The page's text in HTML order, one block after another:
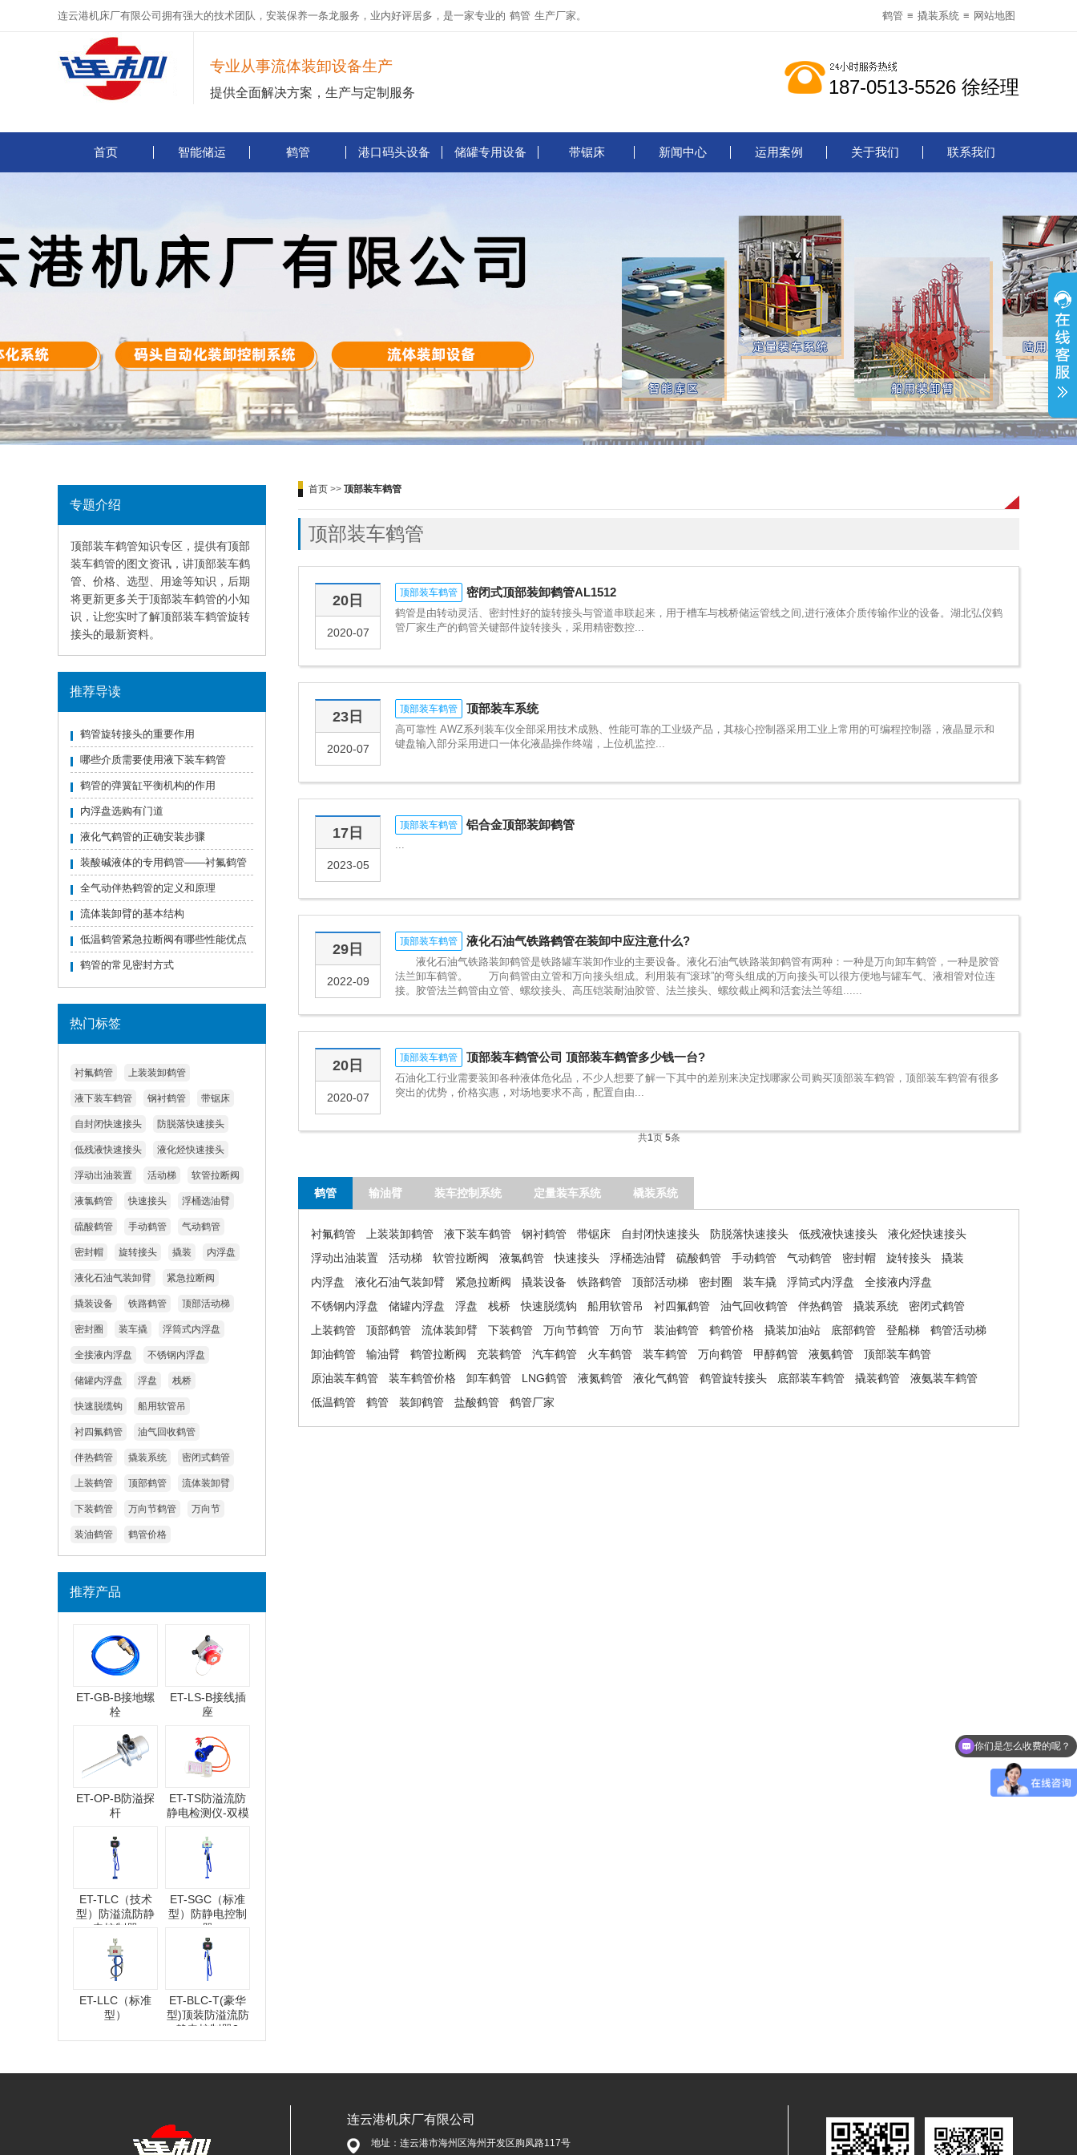
连云港机床厂有限公司拥有强大的技术团队，安装保养一条龙服务，业内好评居多，是一家专业的 鹤管 生产厂家。 鹤管 ≡ 撬装系统 ≡ 网站地图
专业从事流体装卸设备生产
提供全面解决方案，生产与定制服务 187-0513-5526 徐经理
首页 智能储运 鹤管 港口码头设备 储罐专用设备 带锯床 新闻中心 运用案例 关于我们 联系我们
专题介绍
顶部装车鹤管知识专区，提供有顶部
装车鹤管的图文资讯，讲顶部装车鹤
管、价格、选型、用途等知识，后期
将更新更多关于顶部装车鹤管的小知
识，让您实时了解顶部装车鹤管旋转
接头的最新资料。
推荐导读
鹤管旋转接头的重要作用
哪些介质需要使用液下装车鹤管
鹤管的弹簧缸平衡机构的作用
内浮盘选购有门道
液化气鹤管的正确安装步骤
装酸碱液体的专用鹤管——衬氟鹤管
全气动伴热鹤管的定义和原理
流体装卸臂的基本结构
低温鹤管紧急拉断阀有哪些性能优点
鹤管的常见密封方式
热门标签
衬氟鹤管 上装装卸鹤管
液下装车鹤管 钢衬鹤管 带锯床
自封闭快速接头 防脱落快速接头
低残液快速接头 液化烃快速接头
浮动出油装置 活动梯 软管拉断阀
液氯鹤管 快速接头 浮桶选油臂
硫酸鹤管 手动鹤管 气动鹤管
密封帽 旋转接头 撬装 内浮盘
液化石油气装卸臂 紧急拉断阀
撬装设备 铁路鹤管 顶部活动梯
密封圈 装车撬 浮筒式内浮盘
全接液内浮盘 不锈钢内浮盘
储罐内浮盘 浮盘 栈桥
快速脱缆钩 船用软管吊
衬四氟鹤管 油气回收鹤管
伴热鹤管 撬装系统 密闭式鹤管
上装鹤管 顶部鹤管 流体装卸臂
下装鹤管 万向节鹤管 万向节
装油鹤管 鹤管价格
推荐产品
ET-GB-B接地螺
栓
ET-LS-B接线插
座
ET-OP-B防溢探
杆
ET-TS防溢流防
静电检测仪-双模
ET-TLC（技术
型）防溢流防静
电控制器
ET-SGC（标准
型）防静电控制
器
ET-LLC（标准
型）
ET-BLC-T(豪华
型)顶装防溢流防
静电控制器2
首页 >> 顶部装车鹤管
顶部装车鹤管
20日
2020-07
顶部装车鹤管 密闭式顶部装卸鹤管AL1512
鹤管是由转动灵活、密封性好的旋转接头与管道串联起来，用于槽车与栈桥储运管线之间,进行液体介质传输作业的设备。湖北弘仪鹤
管厂家生产的鹤管关键部件旋转接头，采用精密数控...
23日
2020-07
顶部装车鹤管 顶部装车系统
高可靠性 AWZ系列装车仪全部采用技术成熟、性能可靠的工业级产品，其核心控制器采用工业上常用的可编程控制器，液晶显示和
键盘输入部分采用进口一体化液晶操作终端，上位机监控...
17日
2023-05
顶部装车鹤管 铝合金顶部装卸鹤管
...
29日
2022-09
顶部装车鹤管 液化石油气铁路鹤管在装卸中应注意什么?
液化石油气铁路装卸鹤管是铁路罐车装卸作业的主要设备。液化石油气铁路装卸鹤管有两种：一种是万向卸车鹤管，一种是胶管
法兰卸车鹤管。 万向鹤管由立管和万向接头组成。利用装有“滚球”的弯头组成的万向接头可以很方便地与罐车气、液相管对位连
接。胶管法兰鹤管由立管、螺纹接头、高压铠装耐油胶管、法兰接头、螺纹截止阀和活套法兰等组......
20日
2020-07
顶部装车鹤管 顶部装车鹤管公司 顶部装车鹤管多少钱一台?
石油化工行业需要装卸各种液体危化品，不少人想要了解一下其中的差别来决定找哪家公司购买顶部装车鹤管，顶部装车鹤管有很多
突出的优势，价格实惠，对场地要求不高，配置自由...
共1页 5条
鹤管 输油臂 装车控制系统 定量装车系统 橇装系统
衬氟鹤管 上装装卸鹤管 液下装车鹤管 钢衬鹤管 带锯床 自封闭快速接头 防脱落快速接头 低残液快速接头
液化烃快速接头
浮动出油装置
活动梯 软管拉断阀 液氯鹤管 快速接头 浮桶选油臂 硫酸鹤管 手动鹤管 气动鹤管 密封帽 旋转接头
撬装
内浮盘
液化石油气装卸臂 紧急拉断阀 撬装设备 铁路鹤管 顶部活动梯 密封圈 装车撬 浮筒式内浮盘
全接液内浮盘
不锈钢内浮盘
储罐内浮盘 浮盘 栈桥 快速脱缆钩 船用软管吊 衬四氟鹤管 油气回收鹤管 伴热鹤管 撬装系统
密闭式鹤管
上装鹤管
顶部鹤管 流体装卸臂 下装鹤管 万向节鹤管 万向节 装油鹤管 鹤管价格 撬装加油站 底部鹤管 登船梯
鹤管活动梯
卸油鹤管
输油臂 鹤管拉断阀 充装鹤管 汽车鹤管 火车鹤管 装车鹤管 万向鹤管 甲醇鹤管 液氨鹤管
顶部装车鹤管
原油装车鹤管
装车鹤管价格 卸车鹤管 LNG鹤管 液氮鹤管 液化气鹤管 鹤管旋转接头 底部装车鹤管 撬装鹤管
液氨装车鹤管
低温鹤管
鹤管 装卸鹤管 盐酸鹤管 鹤管厂家
连云港机床厂有限公司
地址：连云港市海州区海州开发区朐凤路117号
你们是怎么收费的呢？